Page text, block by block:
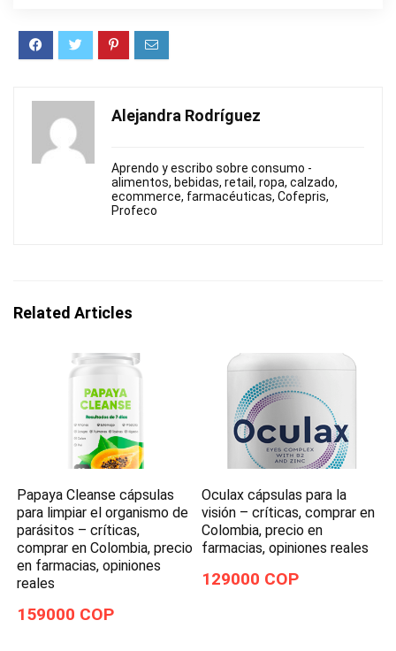
Alejandra Rodríguez
Aprendo y escribo sobre consumo -
alimentos, bebidas, retail, ropa, calzado,
ecommerce, farmacéuticas, Cofepris,
Profeco
Related Articles
Papaya Cleanse cápsulas
para limpiar el organismo de
parásitos – críticas,
comprar en Colombia, precio
en farmacias, opiniones
reales
159000 COP
Oculax cápsulas para la
visión – críticas, comprar en
Colombia, precio en
farmacias, opiniones reales
129000 COP